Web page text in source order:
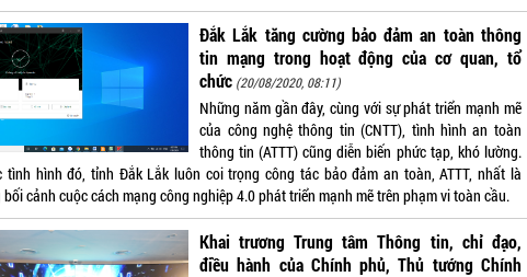
Đắk Lắk tăng cường bảo đảm an toàn thông
tin mạng trong hoạt động của cơ quan, tổ
chức (20/08/2020, 08:11)
Những năm gần đây, cùng với sự phát triển mạnh mẽ
của công nghệ thông tin (CNTT), tình hình an toàn
thông tin (ATTT) cũng diễn biến phức tạp, khó lường.
tình hình đó, tỉnh Đắk Lắk luôn coi trọng công tác bảo đảm an toàn, ATTT, nhất là
cảnh cuộc cách mạng công nghiệp 4.0 phát triển mạnh mẽ trên phạm vi toàn cầu.
Khai trương Trung tâm Thông tin, chỉ đạo,
điều hành của Chính phủ, Thủ tướng Chính